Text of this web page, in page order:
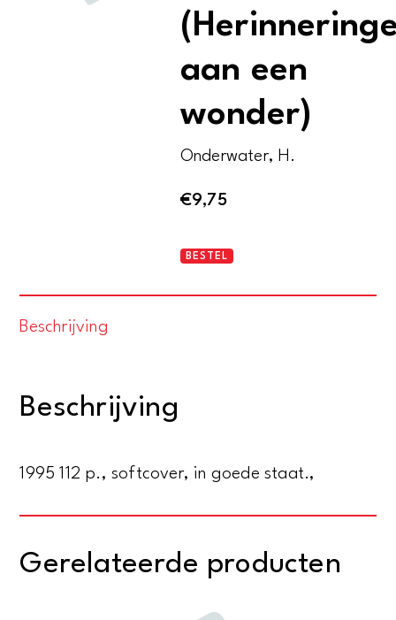
aan een
wonder)
Onderwater, H.
€9,75
Memories
BESTEL
Beschrijving
Beschrijving
1995 112 p., softcover, in goede staat.,
Gerelateerde producten